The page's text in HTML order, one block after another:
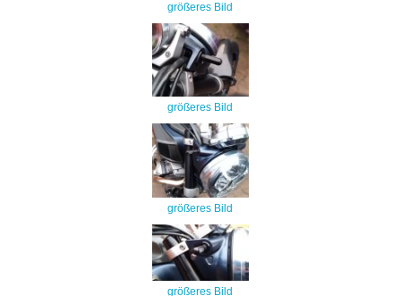
größeres Bild
größeres Bild
größeres Bild
größeres Bild